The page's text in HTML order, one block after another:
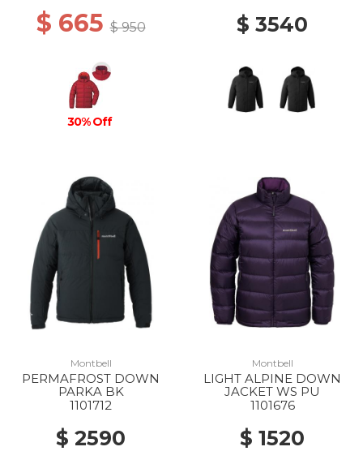
$ 665$ 950
30% Off
$ 3540
Montbell
PERMAFROST DOWN
PARKA BK
1101712
$ 2590
Montbell
LIGHT ALPINE DOWN
JACKET WS PU
1101676
$ 1520